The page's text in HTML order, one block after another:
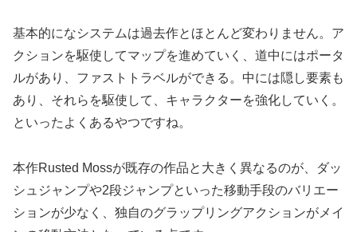
基本的になシステムは過去作とほとんど変わりません。ア
クションを駆使してマップを進めていく、道中にはポータ
ルがあり、ファストトラベルができる。中には隠し要素も
あり、それらを駆使して、キャラクターを強化していく。
といったよくあるやつですね。
本作Rusted Mossが既存の作品と大きく異なるのが、ダッ
シュジャンプや2段ジャンプといった移動手段のバリエー
ションが少なく、独自のグラップリングアクションがメイ